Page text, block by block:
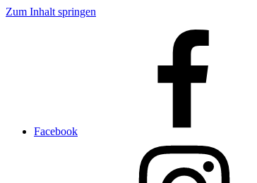
Zum Inhalt springen
Facebook